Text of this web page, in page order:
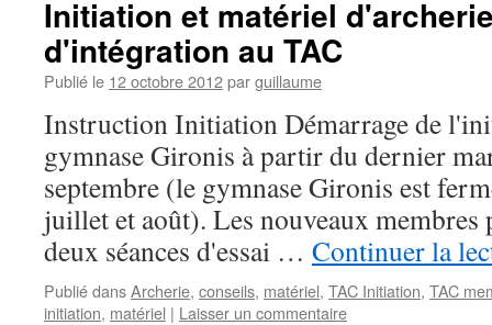
Initiation et matériel
d'intégration au TAC
Publié le 12 octobre 2012parguillaume
Instruction Initiation Démarrage de
gymnase Gironis à partir du dernier
septembre (le gymnase Gironis est
juillet et août). Les nouveaux membres
deux séances d'essai … Continuer la
Publié dansArcherie, conseils, matériel, TAC Initiation, TAC
initiation, matériel | Laisser un commentaire